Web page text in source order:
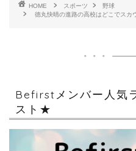
HOME スポーツ
野球
徳丸快晴の進路の高校はどこでスカ
Befirstメンバー人気
スト★